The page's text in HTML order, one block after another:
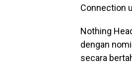
Connection
Nothing
dengan
secara